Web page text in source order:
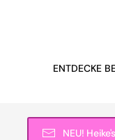
ENTDECKE
NEU!